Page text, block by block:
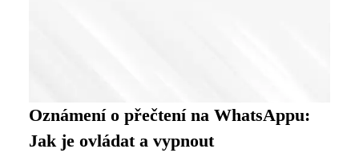
Oznámení o přečtení na WhatsAppu:
Jak je ovládat a vypnout